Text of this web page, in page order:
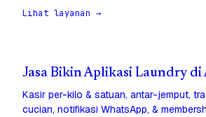
Lihat layanan →
Jasa Bikin Aplikasi Laundry di
Kasir per-kilo & satuan, antar-jemput,
cucian, notifikasi WhatsApp, &